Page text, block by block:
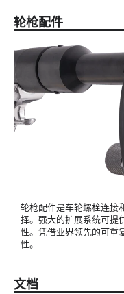
轮枪配件
轮枪配件是车轮螺栓连接
择。强大的扩展系统可提
性。凭借业界领先的可重
性。
文档